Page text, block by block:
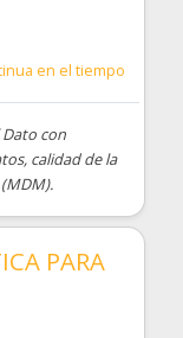
en el tiempo
con
calidad de la
PARA